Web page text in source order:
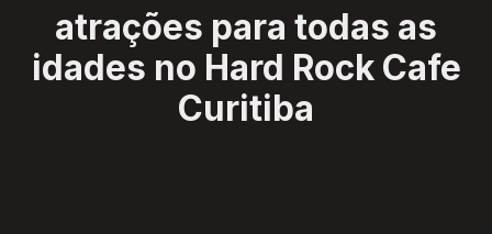
atrações para todas as
idades no Hard Rock Cafe
Curitiba